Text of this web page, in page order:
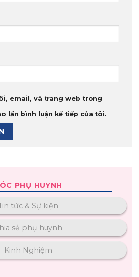
email, và trang web trong
lần bình luận kế tiếp của tôi.
PHỤ HUYNH
tức & Sự kiện
sẻ phụ huynh
Kinh Nghiệm